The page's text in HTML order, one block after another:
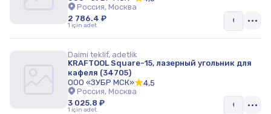
Россия, Москва
2 786.4 ₽
1 için adet.
Daimi teklif, adetlik
KRAFTOOL Square-15, лазерный угольник для
кафеля (34705)
ООО «ЗУБР МСК»
4,5
Россия, Москва
3 025.8 ₽
1 için adet.